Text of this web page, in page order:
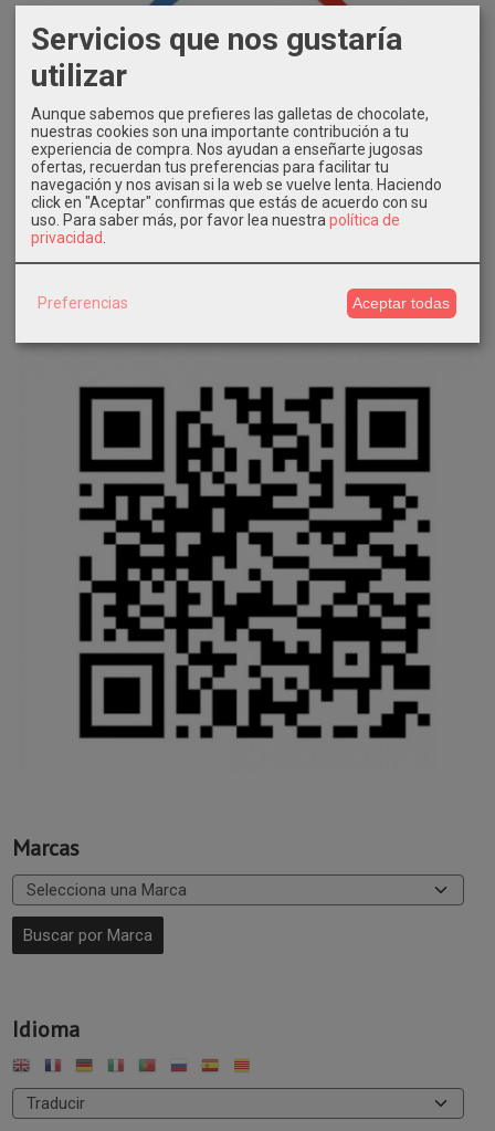
Marcas
Idioma
Servicios que nos gustaría
utilizar
Aunque sabemos que prefieres las galletas de chocolate,
nuestras cookies son una importante contribución a tu
experiencia de compra. Nos ayudan a enseñarte jugosas
ofertas, recuerdan tus preferencias para facilitar tu
navegación y nos avisan si la web se vuelve lenta. Haciendo
click en "Aceptar" confirmas que estás de acuerdo con su
uso. Para saber más, por favor lea nuestra política de
privacidad
Preferencias Aceptar todas